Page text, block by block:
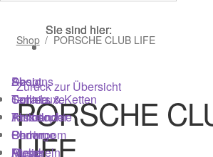
Datenschutz
Edelsteinmaterialien Wirkung & Pflege
Impressum
Shop / PORSCHE CLUB LIFE
Zurück zur Übersicht
PORSCHE
LIFE
Sie sind hier:
Shop
Colliers & Ketten
Armbänder
Ohrringe
Ringe
Sie sind hier:
Designs
Terra Luxe
Tasseln
Perlen
Muscheln
Sie sind hier:
About
Sonnia
Philosophie
Showroom
Atelier